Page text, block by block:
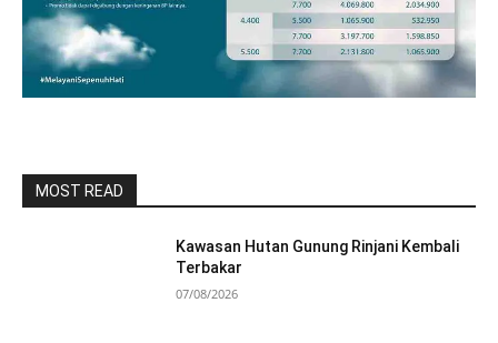
MOST READ
Kawasan Hutan Gunung Rinjani Kembali
Terbakar
07/08/2026